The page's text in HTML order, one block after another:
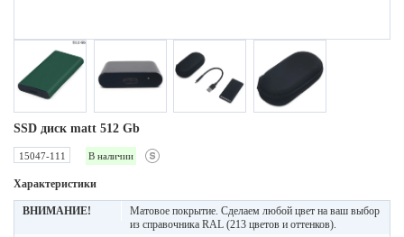
SSD диск matt 512 Gb
15047-111 В наличии
Характеристики
ВНИМАНИЕ!
Матовое покрытие. Сделаем любой цвет на ваш выбор
из справочника RAL (213 цветов и оттенков).